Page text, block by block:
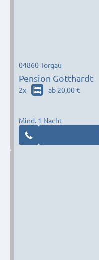
Pension Gotthardt
04860 Torgau
2x ab 20,00 €
Mind. 1 Nacht